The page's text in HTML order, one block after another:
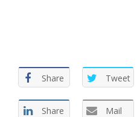
Share Tweet
Share Mail